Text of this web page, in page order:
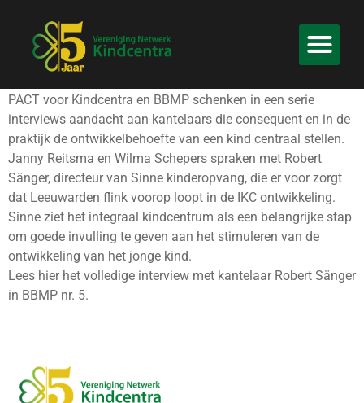
PACT voor Kindcentra en BBMP schenken in een serie
interviews aandacht aan kantelaars die consequent en in de
praktijk de ontwikkelbehoefte van een kind centraal stellen.
Janny Reitsma en Wilma Schepers spraken met Robert
Sänger, directeur van Sinne kinderopvang, die er voor zorgt
dat Leeuwarden flink voorop loopt in de IKC ontwikkeling.
Sinne ziet het integraal kindcentrum als een belangrijke stap
om goede invulling te geven aan het stimuleren van de
ontwikkeling van het jonge kind.
Lees hier het volledige interview met kantelaar Robert Sänger
in BBMP nr. 5.